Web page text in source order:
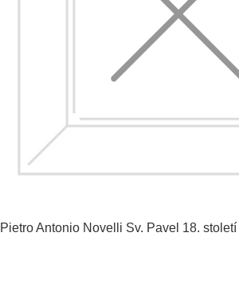
Pietro Antonio Novelli Sv. Pavel 18. století